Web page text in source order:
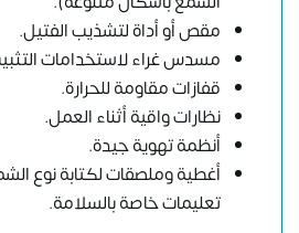
مقص أو أداة لتشذيب الفتيل.
مسدس غراء لاستخدامات
قفازات مقاومة للحرارة.
نظارات واقية أثناء العمل.
أنظمة تهوية جيدة.
أغطية وملصقات لكتابة نوع
تعليمات خاصة بالسلامة.